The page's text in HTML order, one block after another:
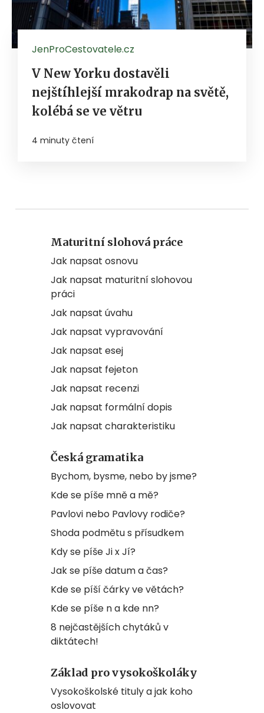
JenProCestovatele.cz
V New Yorku dostavěli
nejštíhlejší mrakodrap na světě,
kolébá se ve větru
4 minuty čtení
Maturitní slohová práce
Jak napsat osnovu
Jak napsat maturitní slohovou
práci
Jak napsat úvahu
Jak napsat vypravování
Jak napsat esej
Jak napsat fejeton
Jak napsat recenzi
Jak napsat formální dopis
Jak napsat charakteristiku
Česká gramatika
Bychom, bysme, nebo by jsme?
Kde se píše mně a mě?
Pavlovi nebo Pavlovy rodiče?
Shoda podmětu s přísudkem
Kdy se píše Ji x Jí?
Jak se píše datum a čas?
Kde se píší čárky ve větách?
Kde se píše n a kde nn?
8 nejčastějších chytáků v
diktátech!
Základ pro vysokoškoláky
Vysokoškolské tituly a jak koho
oslovovat